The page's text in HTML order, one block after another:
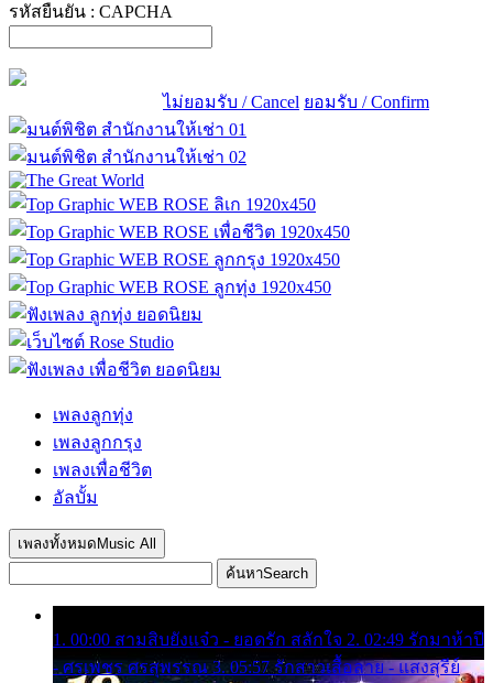
รหัสยืนยัน : CAPCHA
ไม่ยอมรับ / Cancel ยอมรับ / Confirm
เพลงลูกทุ่ง
เพลงลูกกรุง
เพลงเพื่อชีวิต
อัลบั้ม
เพลงทั้งหมด Music All
ค้นหาSearch
1. 00:00 สามสิบยังแจ๋ว - ยอดรัก สลักใจ 2. 02:49 รักมาห้าปี
- ศรเพชร ศรสุพรรณ 3. 05:57 รักสาวเสื้อลาย - แสงสุรีย์